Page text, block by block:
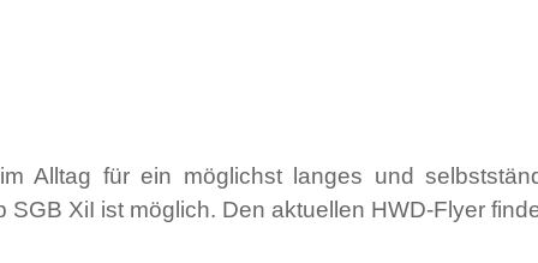
Alltag für ein möglichst langes und
SGB XiI ist möglich. Den aktuellen HWD-Flyer